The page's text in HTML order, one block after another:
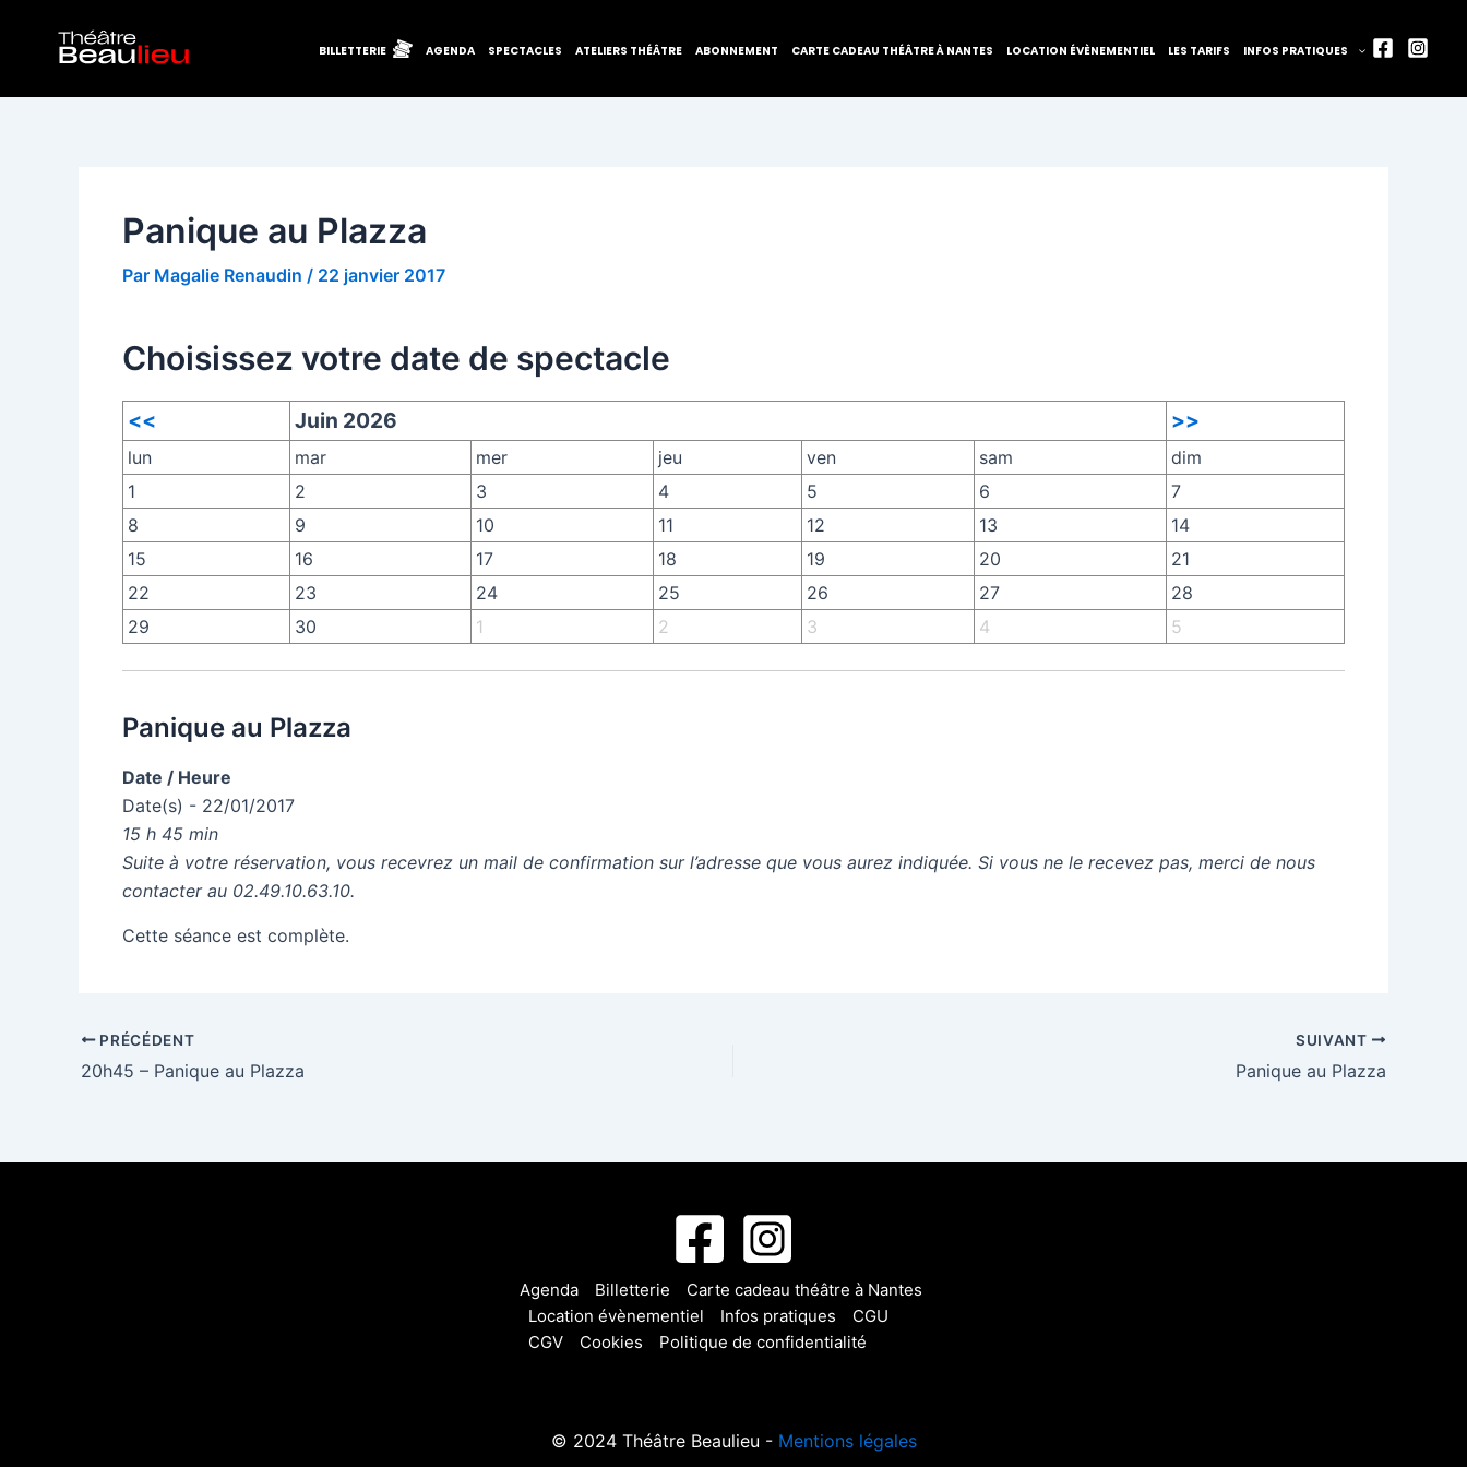
contenu
BILLETTERIE AGENDA SPECTACLES ATELIERS THÉÂTRE ABONNEMENT CARTE CADEAU THÉÂTRE À NANTES LOCATION ÉVÈNEMENTIEL LES TARIFS INFOS PRATIQUES
Panique au Plazza
Par Magalie Renaudin / 22 janvier 2017
Choisissez votre date de spectacle
<< Juin 2026 >>
lun mar mer jeu ven sam
dim
1
2 3 4 5 6
7
8
9 10 11 12 13
14
15
16 17 18 19 20
21
22
23 24 25 26 27
28
29
30 1 2 3 4 5
Panique au Plazza
Date / Heure
Date(s) - 22/01/2017
15 h 45 min
Suite à votre réservation, vous recevrez un mail de confirmation sur l’adresse que vous aurez indiquée. Si vous ne le recevez pas, merci de nous
contacter au 02.49.10.63.10.
Cette séance est complète.
des
articles
PRÉCÉDENT
20h45 – Panique au Plazza
SUIVANT
Panique au Plazza
Agenda Billetterie
Carte cadeau théâtre à Nantes
Location évènementiel
Infos pratiques
CGU
CGV
Cookies Politique de confidentialité
© 2024 Théâtre Beaulieu - Mentions légales